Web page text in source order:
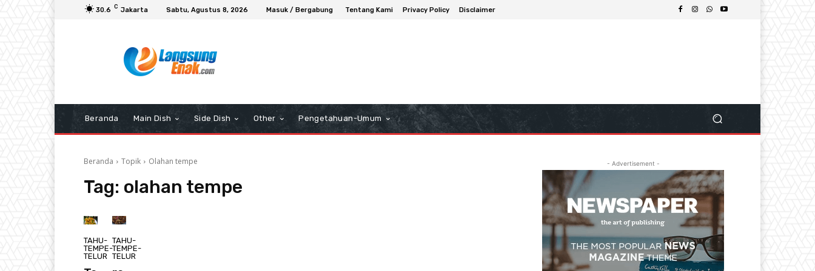
30.6 C Jakarta Sabtu, Agustus 8, 2026 Masuk / Bergabung Tentang Kami Privacy Policy Disclaimer
Beranda Main Dish Side Dish Other Pengetahuan-Umum
Beranda Topik Olahan tempe
Tag: olahan tempe
TAHU-
TEMPE-
TELUR
TAHU-
TEMPE-
TELUR
- Advertisement -